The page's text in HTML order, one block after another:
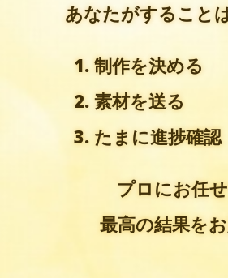
あなたがすること
1. 制作を決める
2. 素材を送る
3. たまに進捗確認
プロにお任
最高の結果を